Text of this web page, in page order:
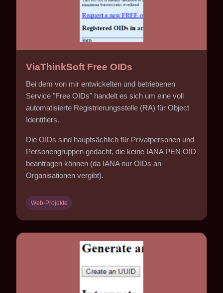
ViaThinkSoft Free OIDs
Bei dem von mir entwickelten und betriebenen
Service "Free OIDs" handelt es sich um eine voll
automatisierte Registrierungsstelle (RA) für Object
Identifiers.
Die OIDs sind hauptsächlich für Privatpersonen und
Personengruppen gedacht, die keine IANA PEN OID
beantragen können (da IANA nur OIDs an
Organisationen vergibt).
Web-Projekte